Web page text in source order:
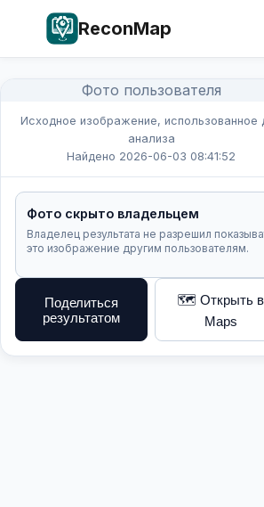
ReconMap
Фото пользователя
Исходное изображение, использованное
анализа
Найдено 2026-06-03 08:41:52
Фото скрыто владельцем
Владелец результата не разрешил
это изображение другим пользователям.
Поделиться
результатом
🗺️ Открыть в
Maps